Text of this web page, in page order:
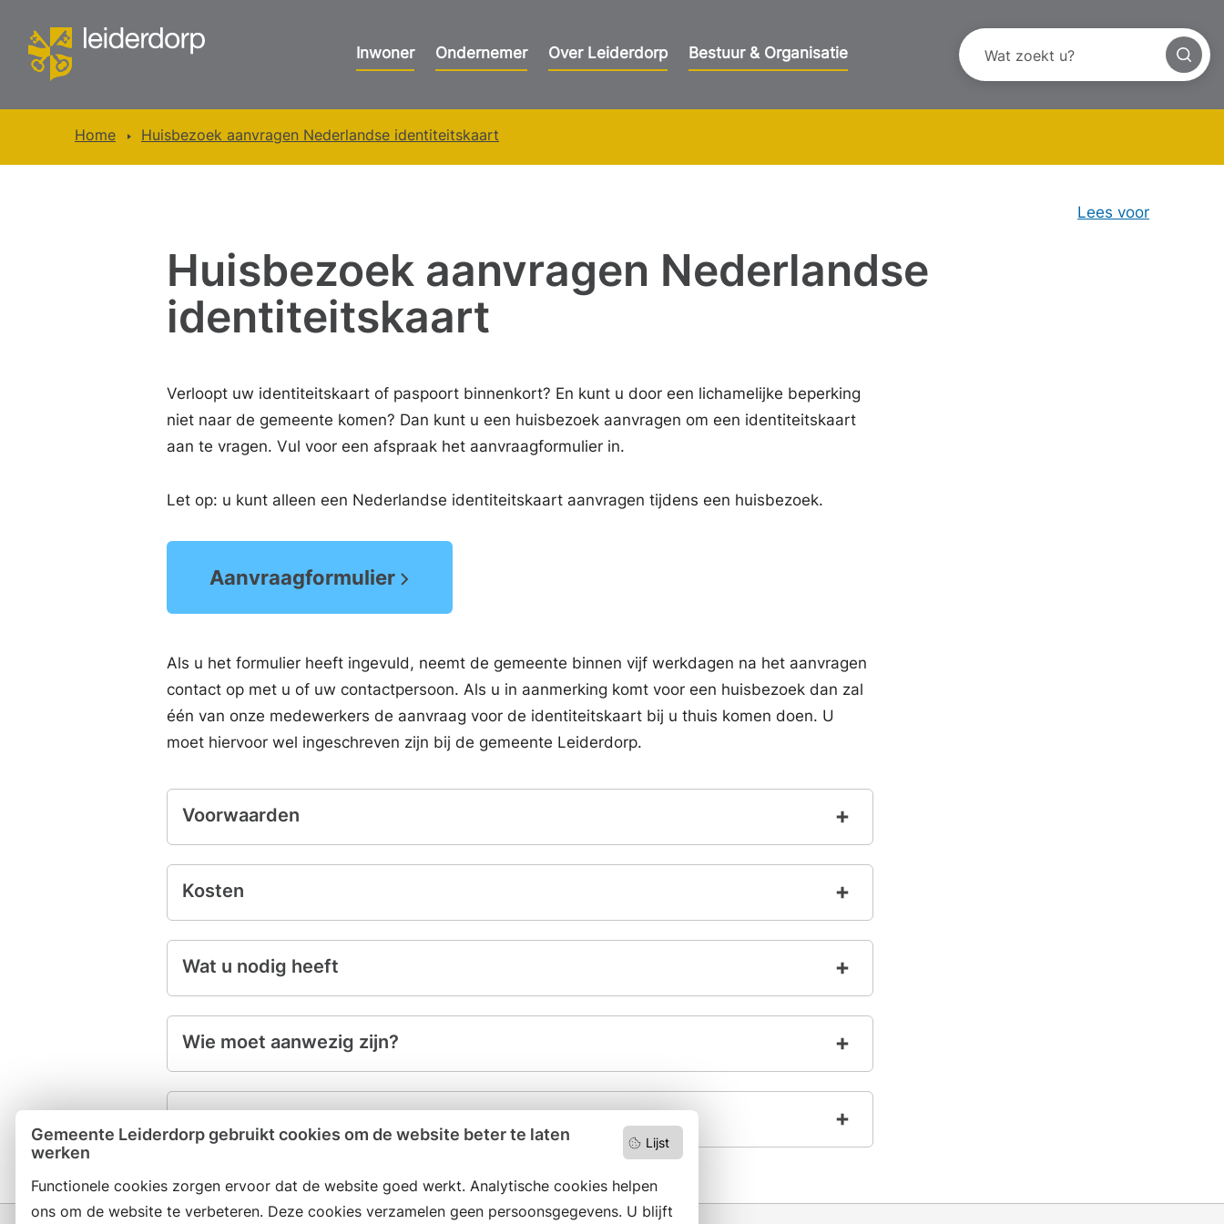
Lijst
Gemeente Leiderdorp gebruikt cookies om de website beter te laten
werken
Functionele cookies zorgen ervoor dat de website goed werkt. Analytische cookies helpen
ons om de website te verbeteren. Deze cookies verzamelen geen persoonsgegevens. U blijft
Inwoner Ondernemer Over Leiderdorp Bestuur & Organisatie
Home Huisbezoek aanvragen Nederlandse identiteitskaart
Lees voor
Huisbezoek aanvragen Nederlandse
identiteitskaart
Verloopt uw identiteitskaart of paspoort binnenkort? En kunt u door een lichamelijke beperking
niet naar de gemeente komen? Dan kunt u een huisbezoek aanvragen om een identiteitskaart
aan te vragen. Vul voor een afspraak het aanvraagformulier in.
Let op: u kunt alleen een Nederlandse identiteitskaart aanvragen tijdens een huisbezoek.
Aanvraagformulier
Als u het formulier heeft ingevuld, neemt de gemeente binnen vijf werkdagen na het aanvragen
contact op met u of uw contactpersoon. Als u in aanmerking komt voor een huisbezoek dan zal
één van onze medewerkers de aanvraag voor de identiteitskaart bij u thuis komen doen. U
moet hiervoor wel ingeschreven zijn bij de gemeente Leiderdorp.
Voorwaarden
Kosten
Wat u nodig heeft
Wie moet aanwezig zijn?
Ophalen